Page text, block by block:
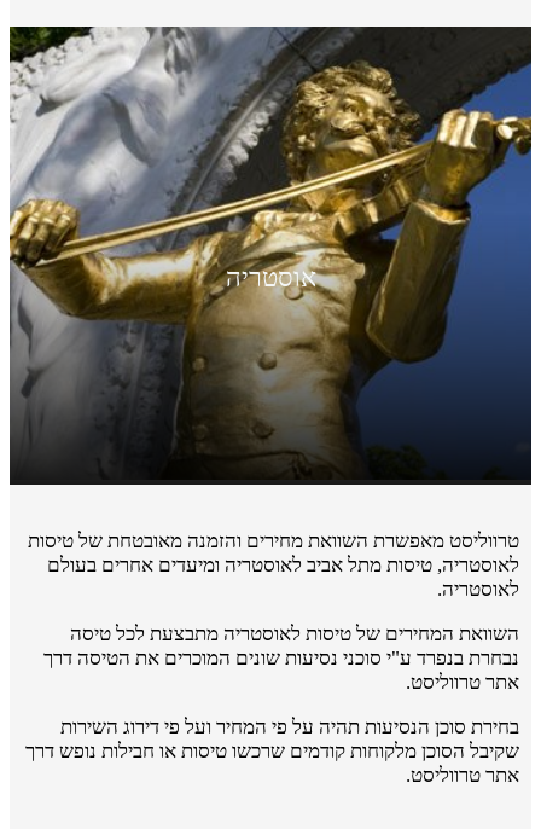
אוסטריה
טרווליסט מאפשרת השוואת מחירים והזמנה מאובטחת של טיסות
לאוסטריה, טיסות מתל אביב לאוסטריה ומיעדים אחרים בעולם
לאוסטריה.
השוואת המחירים של טיסות לאוסטריה מתבצעת לכל טיסה
נבחרת בנפרד ע"י סוכני נסיעות שונים המוכרים את הטיסה דרך
אתר טרווליסט.
בחירת סוכן הנסיעות תהיה על פי המחיר ועל פי דירוג השירות
שקיבל הסוכן מלקוחות קודמים שרכשו טיסות או חבילות נופש דרך
אתר טרווליסט.